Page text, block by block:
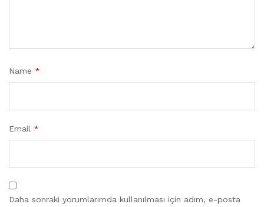
Name *
Email *
Daha sonraki yorumlarımda kullanılması için adım, e-posta